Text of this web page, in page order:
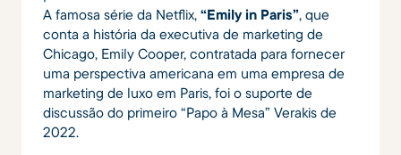
A famosa série da Netflix, “Emily in Paris”, que
conta a história da executiva de marketing de
Chicago, Emily Cooper, contratada para fornecer
uma perspectiva americana em uma empresa de
marketing de luxo em Paris, foi o suporte de
discussão do primeiro “Papo à Mesa” Verakis de
2022.